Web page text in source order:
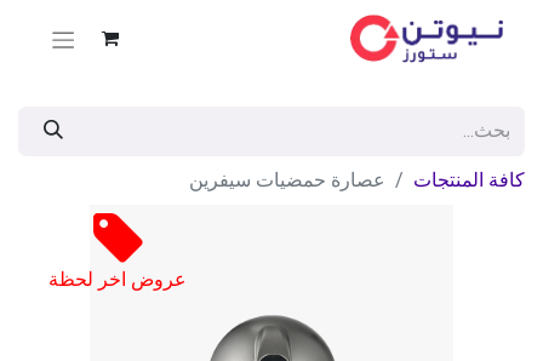
كافة المنتجات عصارة حمضيات سيفرين
عروض اخر لحظة